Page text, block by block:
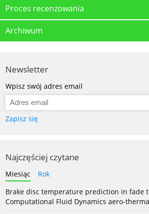
Proces recenzowania
Archiwum
Newsletter
Wpisz swój adres email
Zapisz się
Najczęściej czytane
Miesiąc
Rok
Brake disc temperature prediction in fade
Computational Fluid Dynamics aero-